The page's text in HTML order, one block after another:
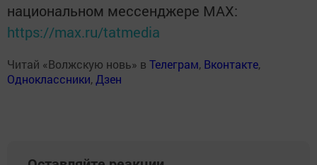
национальном мессенджере MАХ:
https://max.ru/tatmedia
Читай «Волжскую новь» в Телеграм, Вконтакте,
Одноклассники,Дзен